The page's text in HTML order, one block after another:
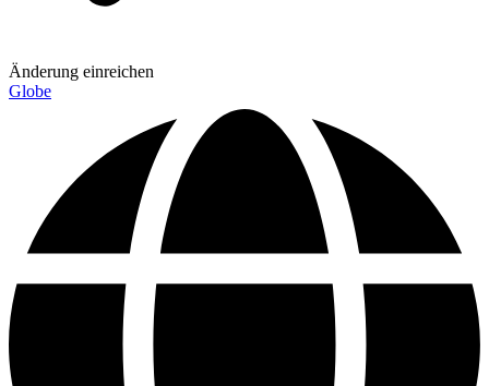
Änderung einreichen
Globe